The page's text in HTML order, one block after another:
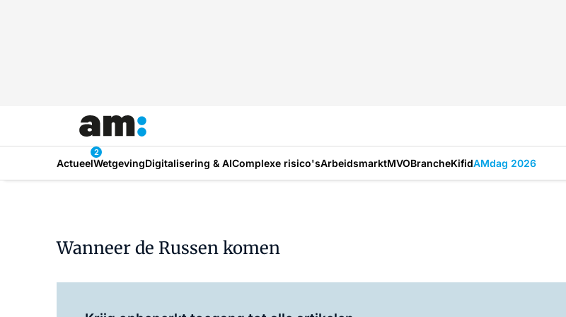
Actueel
2
WetgevingDigitalisering & AIComplexe risico'sArbeidsmarktMVOBrancheKifidAMdag 2026
Wanneer de Russen komen